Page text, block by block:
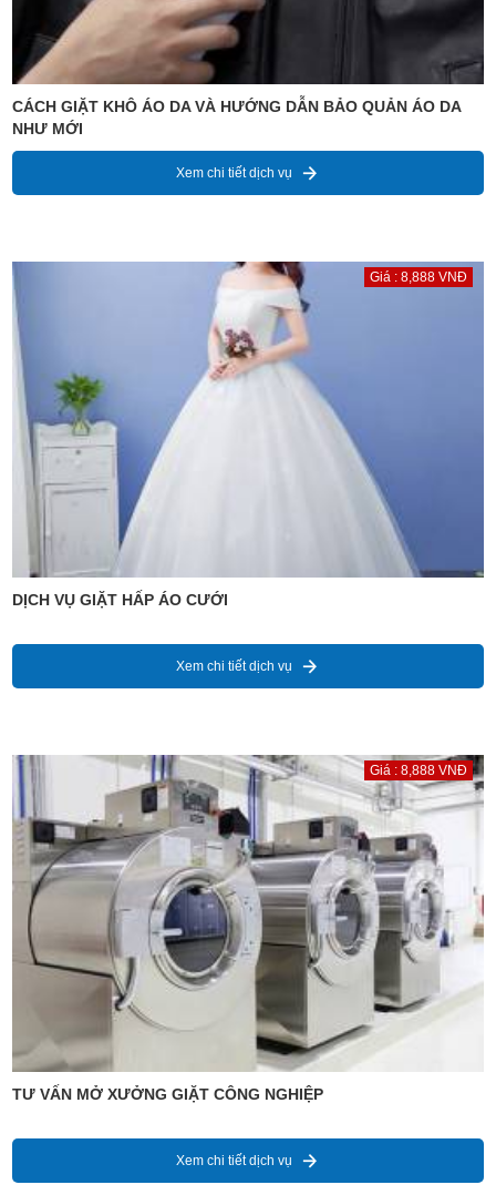
CÁCH GIẶT KHÔ ÁO DA VÀ HƯỚNG DẪN BẢO QUẢN ÁO DA
NHƯ MỚI
Xem chi tiết dịch vụ
Giá : 8,888 VNĐ
DỊCH VỤ GIẶT HẤP ÁO CƯỚI
Xem chi tiết dịch vụ
Giá : 8,888 VNĐ
TƯ VẤN MỞ XƯỞNG GIẶT CÔNG NGHIỆP
Xem chi tiết dịch vụ